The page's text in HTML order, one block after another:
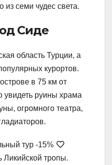
семи чудес света.
Сиде
область Турции, а
курортов.
в 75 км от
увидеть руины храма
огромного театра,
тур -15%
Ликийской тропы.